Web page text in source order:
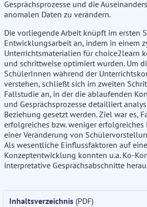
Gesprächsprozesse und die
anomalen Daten zu verändern.
Die vorliegende Arbeit knüpft im ersten
Entwicklungsarbeit an, indem in einem
Unterrichtsmaterialien für choice2learn
und schrittweise optimiert wurden. Um
SchülerInnen während der
verstehen, schließt sich im zweiten
Fallstudie an, in der die ablaufenden
und Gesprächsprozesse detailliert
Beziehung gesetzt werden. Ziel war es,
erfolgreiches bzw. weniger erfolgreiches
einer Veränderung von
Als wesentliche Einflussfaktoren auf
Konzeptentwicklung konnten u.a. Ko-
interpretative Gesprächsabschnitte
Inhaltsverzeichnis (PDF)